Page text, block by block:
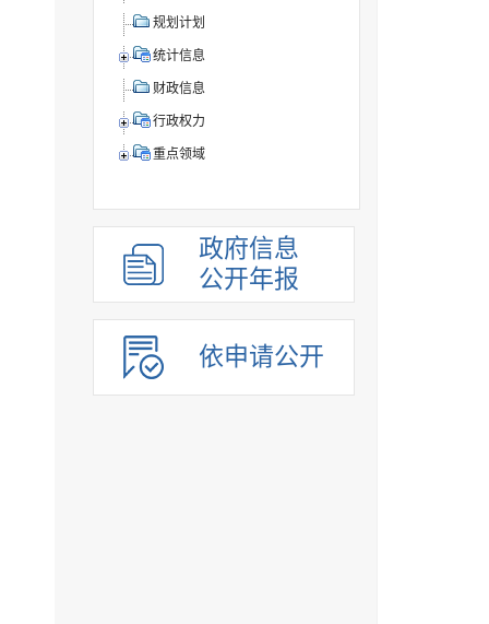
规划计划
统计信息
财政信息
行政权力
重点领域
政府信息
公开年报
依申请公开